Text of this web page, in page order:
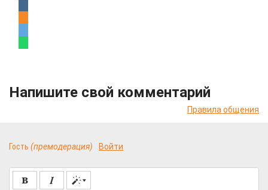
Напишите свой комментарий
Правила общения
Гость (премодерация) Войти